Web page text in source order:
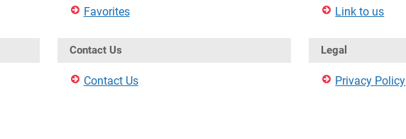
Favorites
Link to us
Contact Us
Contact Us
Legal
Privacy Policy